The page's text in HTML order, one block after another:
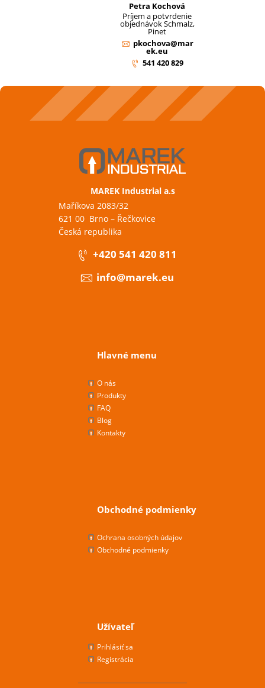
Petra Kochová
Príjem a potvrdenie
objednávok Schmalz,
Pinet
pkochova@mar
ek.eu
541 420 829
MAREK Industrial a.s
Maříkova 2083/32
621 00 Brno – Řečkovice
Česká republika
+420 541 420 811
info@marek.eu
Hlavné menu
O nás
Produkty
FAQ
Blog
Kontakty
Obchodné podmienky
Ochrana osobných údajov
Obchodné podmienky
Užívateľ
Prihlásiť sa
Registrácia